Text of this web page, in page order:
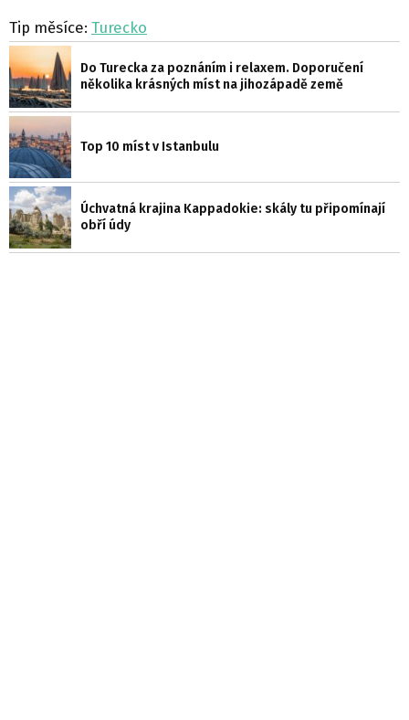
Tip měsíce: Turecko
Do Turecka za poznáním i relaxem. Doporučení
několika krásných míst na jihozápadě země
Top 10 míst v Istanbulu
Úchvatná krajina Kappadokie: skály tu připomínají
obří údy